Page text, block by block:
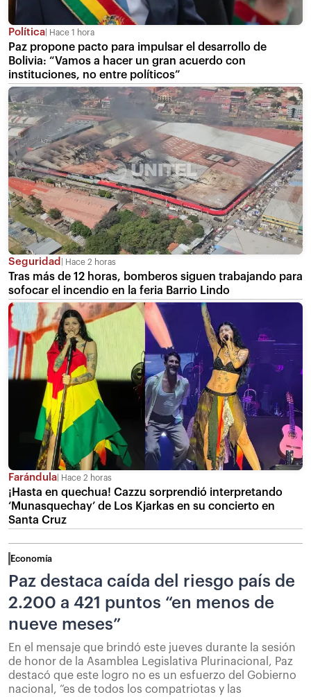
Política Hace 1 hora
Paz propone pacto para impulsar el desarrollo de
Bolivia: “Vamos a hacer un gran acuerdo con
instituciones, no entre políticos”
Seguridad Hace 2 horas
Tras más de 12 horas, bomberos siguen trabajando para
sofocar el incendio en la feria Barrio Lindo
Farándula Hace 2 horas
¡Hasta en quechua! Cazzu sorprendió interpretando
‘Munasquechay’ de Los Kjarkas en su concierto en
Santa Cruz
Economía
Paz destaca caída del riesgo país de
2.200 a 421 puntos “en menos de
nueve meses”
En el mensaje que brindó este jueves durante la sesión
de honor de la Asamblea Legislativa Plurinacional, Paz
destacó que este logro no es un esfuerzo del Gobierno
nacional, “es de todos los compatriotas y las